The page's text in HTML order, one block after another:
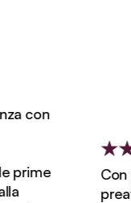
con
Con